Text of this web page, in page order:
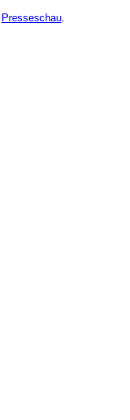
Presseschau.